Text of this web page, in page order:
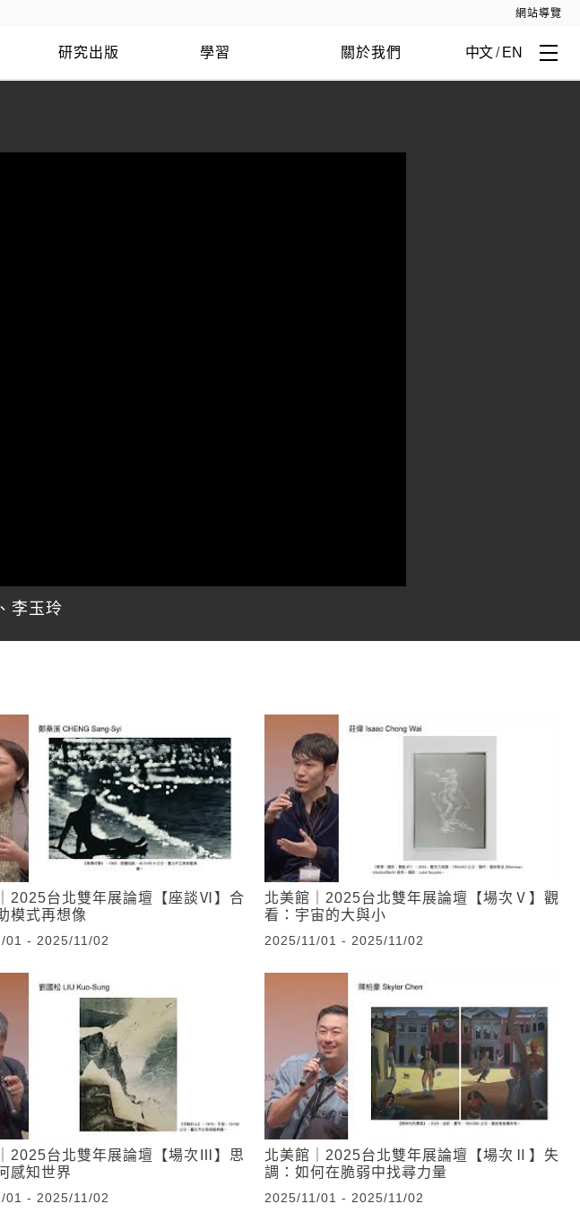
網站導覽
研究出版 學習 關於我們 中文 / EN
李玉玲
2025台北雙年展論壇【座談Ⅵ】合
模式再想像
01 - 2025/11/02
北美館｜2025台北雙年展論壇【場次Ⅴ】觀
看：宇宙的大與小
2025/11/01 - 2025/11/02
2025台北雙年展論壇【場次Ⅲ】思
感知世界
01 - 2025/11/02
北美館｜2025台北雙年展論壇【場次Ⅱ】失
調：如何在脆弱中找尋力量
2025/11/01 - 2025/11/02